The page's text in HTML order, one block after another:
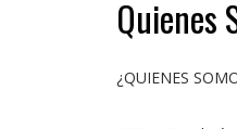
Quienes
¿QUIENES